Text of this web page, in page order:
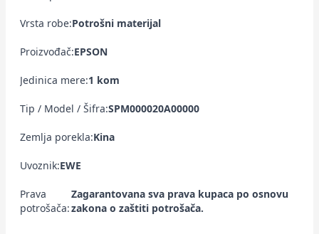
Vrsta robe:Potrošni materijal
Proizvođač:EPSON
Jedinica mere:1 kom
Tip / Model / Šifra:SPM000020A00000
Zemlja porekla:Kina
Uvoznik:EWE
Prava
potrošača:
Zagarantovana sva prava kupaca po osnovu
zakona o zaštiti potrošača.